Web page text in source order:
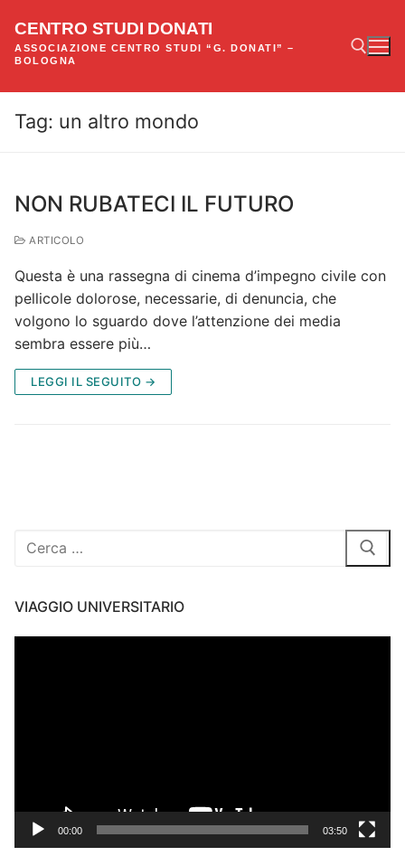
contenuto
CENTRO STUDI DONATI
ASSOCIAZIONE CENTRO STUDI “G. DONATI” –
BOLOGNA
Tag: un altro mondo
NON RUBATECI IL FUTURO
ARTICOLO
Questa è una rassegna di cinema d’impegno civile con
pellicole dolorose, necessarie, di denuncia, che
volgono lo sguardo dove l’attenzione dei media
sembra essere più…
LEGGI IL SEGUITO →
Cerca:
VIAGGIO UNIVERSITARIO
00:00 03:50